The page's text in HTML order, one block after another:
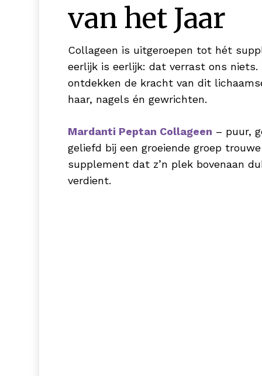
van het Jaar
Collageen is uitgeroepen tot hét
eerlijk is eerlijk: dat verrast ons niets.
ontdekken de kracht van dit
haar, nagels én gewrichten.
Mardanti Peptan Collageen – puur,
geliefd bij een groeiende groep
supplement dat z’n plek bovenaan
verdient.